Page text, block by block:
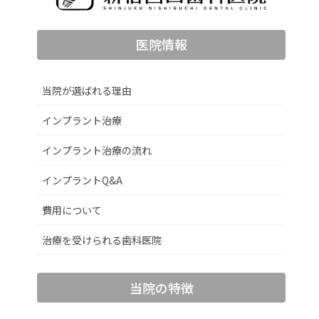
医院情報
当院が選ばれる理由
インプラント治療
インプラント治療の流れ
インプラントQ&A
費用について
治療を受けられる歯科医院
当院の特徴